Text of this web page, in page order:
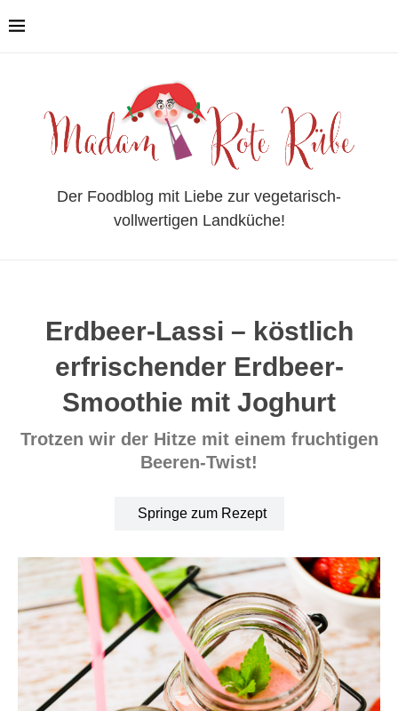
Der Foodblog mit Liebe zur vegetarisch-
vollwertigen Landküche!
Erdbeer-Lassi – köstlich
erfrischender Erdbeer-
Smoothie mit Joghurt
Trotzen wir der Hitze mit einem fruchtigen
Beeren-Twist!
Springe zum Rezept